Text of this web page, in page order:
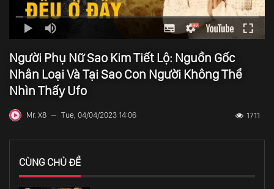
Người Phụ Nữ Sao Kim Tiết Lộ: Nguồn Gốc
Nhân Loại Và Tại Sao Con Người Không Thể
Nhìn Thấy Ufo
Mr. X8 — Tue, 04/04/2023 14:06 1711
CÙNG CHỦ ĐỀ